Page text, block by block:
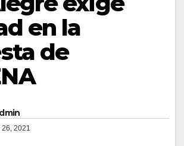
en la
de
2021